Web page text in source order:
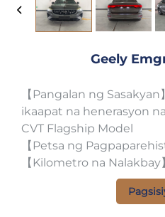
Geely
【Pangalan ng
ikaapat na henerasyon
CVT Flagship Model
【Petsa ng
【Kilometro na